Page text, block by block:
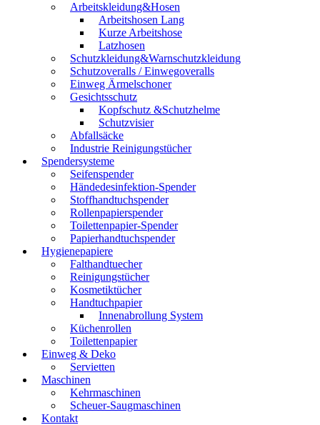
Arbeitskleidung&Hosen
Arbeitshosen Lang
Kurze Arbeitshose
Latzhosen
Schutzkleidung&Warnschutzkleidung
Schutzoveralls / Einwegoveralls
Einweg Ärmelschoner
Gesichtsschutz
Kopfschutz &Schutzhelme
Schutzvisier
Abfallsäcke
Industrie Reinigungstücher
Spendersysteme
Seifenspender
Händedesinfektion-Spender
Stoffhandtuchspender
Rollenpapierspender
Toilettenpapier-Spender
Papierhandtuchspender
Hygienepapiere
Falthandtuecher
Reinigungstücher
Kosmetiktücher
Handtuchpapier
Innenabrollung System
Küchenrollen
Toilettenpapier
Einweg & Deko
Servietten
Maschinen
Kehrmaschinen
Scheuer-Saugmaschinen
Kontakt